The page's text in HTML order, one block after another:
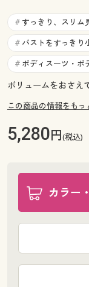
お気に入り
サポート
ご利用ガイド
よくある質問と
ご利用ガイド
よくある質問と
# すっきり、スリム
# バストをすっきり
# ボディスーツ・ボ
ボリュームをおさえ
この商品の情報をもっ
5,280円(税込)
カラー